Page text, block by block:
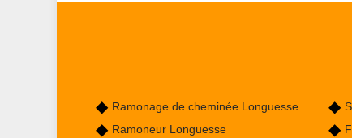
Ramonage de cheminée Longuesse
Ramoneur Longuesse